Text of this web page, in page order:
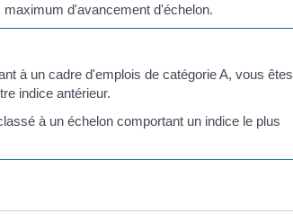
d'avancement d'échelon.
à un cadre d'emplois de catégorie A, vous êtes
indice antérieur.
à un échelon comportant un indice le plus